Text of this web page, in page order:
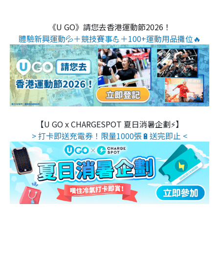
《U GO》請您去香港運動節2026！
體驗新興運動💦＋競技賽事💪＋100+運動用品攤位🔥
【U GO x CHARGESPOT 夏日消暑企劃⚡】
> 打卡即送充電券！限量1000張🔋送完即止 <